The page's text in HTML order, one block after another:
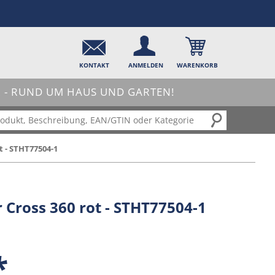
KONTAKT ANMELDEN WARENKORB
RUND UM HAUS UND GARTEN!
STHT77504-1
360 rot - STHT77504-1